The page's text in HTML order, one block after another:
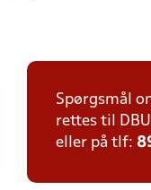
Spørgsmål
rettes til
eller på tlf: